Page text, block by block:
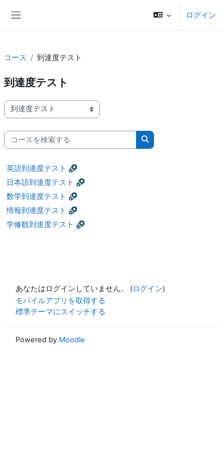
ログイン
コース 到達度テスト
到達度テスト
コースカテゴリ
コースを検索する
コースを検索する
英語到達度テスト
日本語到達度テスト
数学到達度テスト
情報到達度テスト
学修観到達度テスト
あなたはログインしていません。 (ログイン)
モバイルアプリを取得する
標準テーマにスイッチする
Powered by Moodle